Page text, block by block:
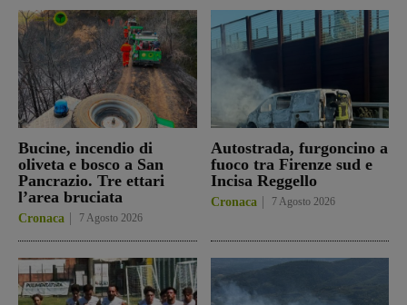
Bucine, incendio di
oliveta e bosco a San
Pancrazio. Tre ettari
l’area bruciata
Cronaca 7 Agosto 2026
Autostrada, furgoncino a
fuoco tra Firenze sud e
Incisa Reggello
Cronaca 7 Agosto 2026